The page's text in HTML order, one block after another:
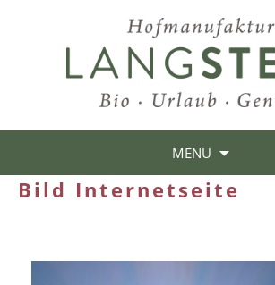
MENU
Bild Internetseite